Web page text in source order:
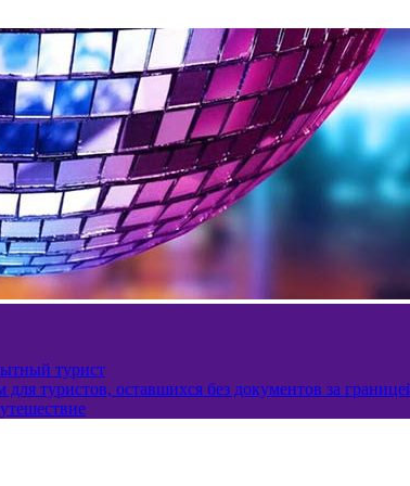
турист
туристов, оставшихся без документов за